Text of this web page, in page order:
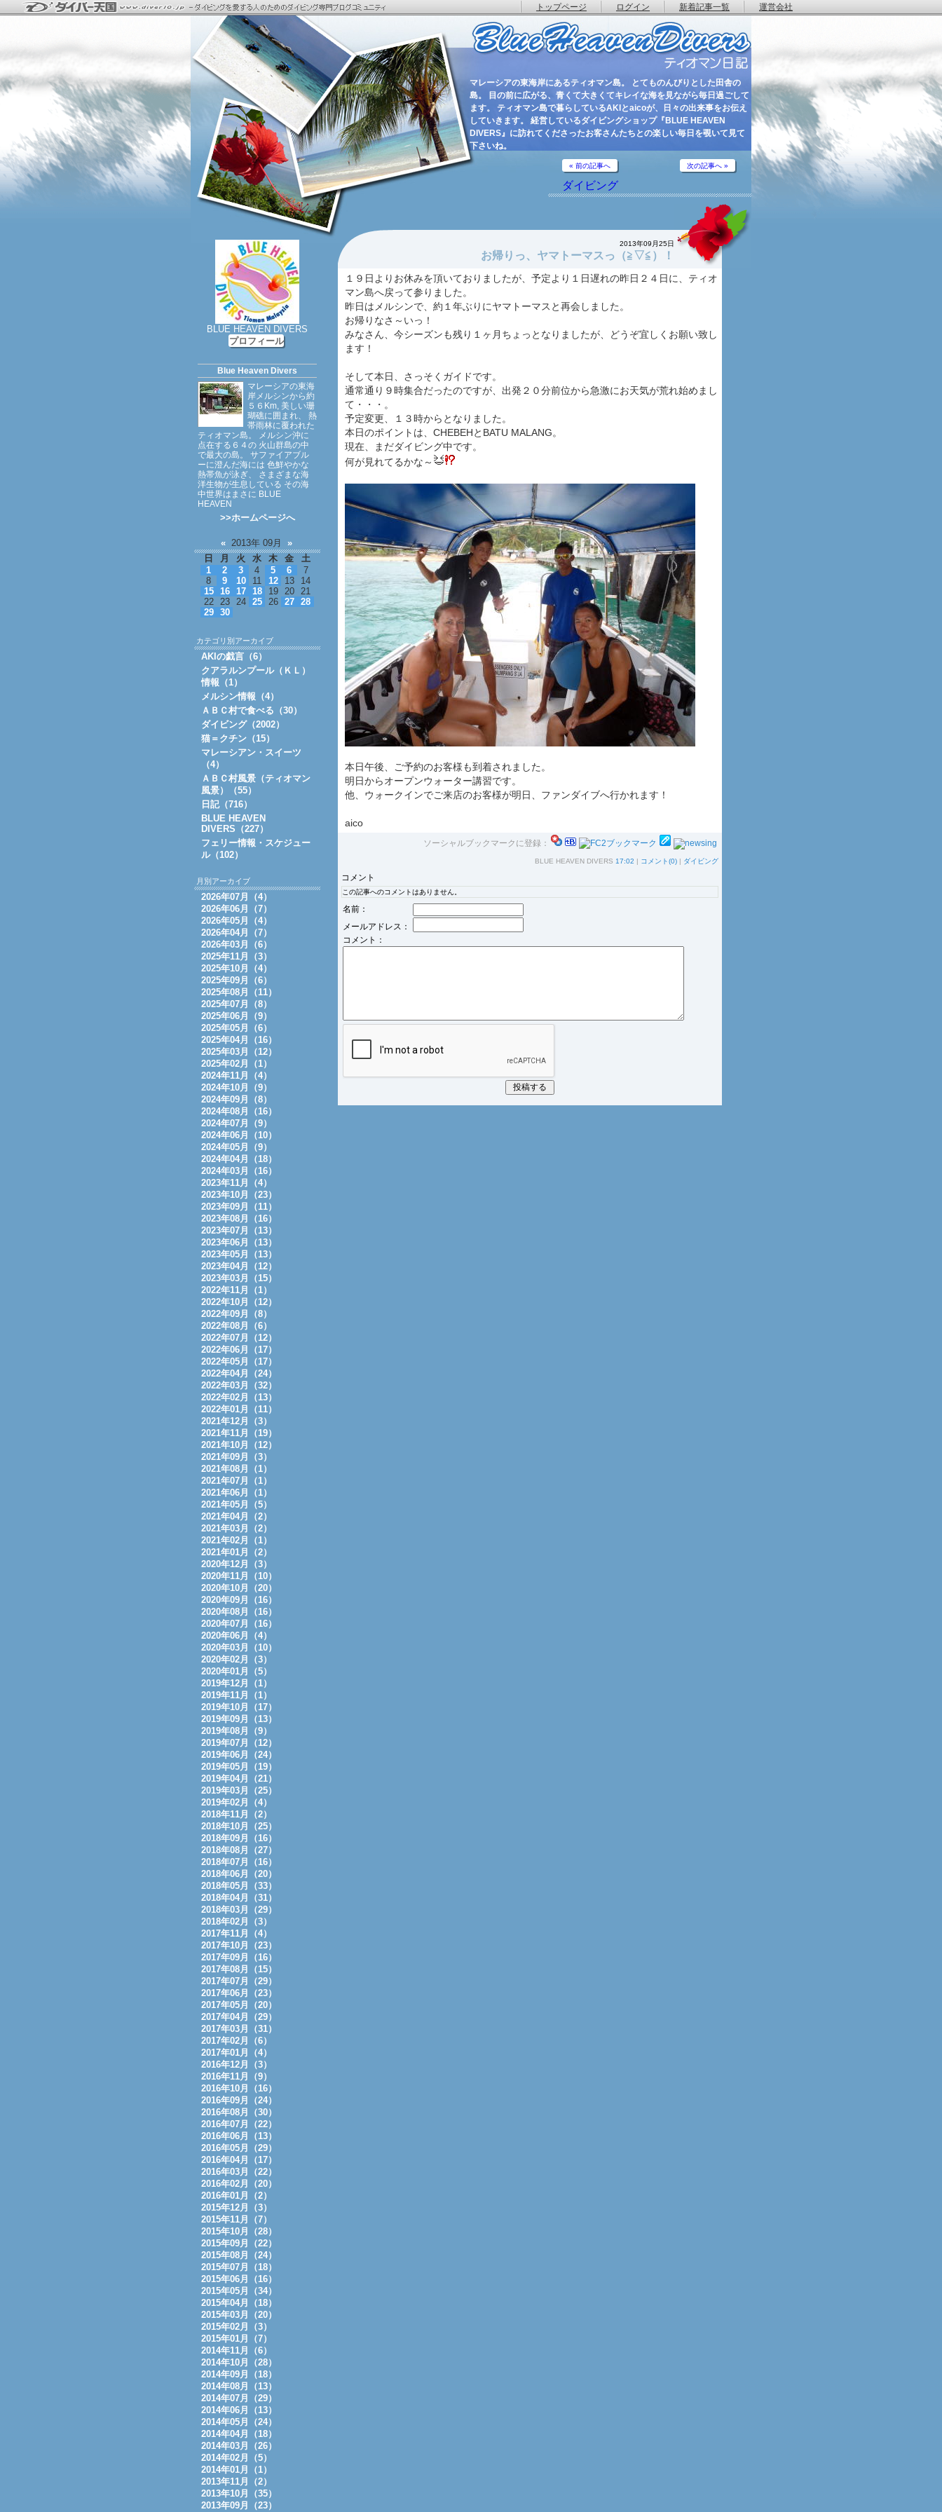
トップページ ログイン 新着記事一覧 運営会社
マレーシアの東海岸にあるティオマン島。 とてものんびりとした田舎の
島。 目の前に広がる、青くて大きくてキレイな海を見ながら毎日過ごして
ます。 ティオマン島で暮らしているAKIとaicoが、日々の出来事をお伝え
していきます。 経営しているダイビングショップ『BLUE HEAVEN
DIVERS』に訪れてくださったお客さんたちとの楽しい毎日を覗いて見て
下さいね。
« 前の記事へ 次の記事へ »
ダイビング
2013年09月25日
お帰りっ、ヤマトーマスっ（≧▽≦）！
１９日よりお休みを頂いておりましたが、予定より１日遅れの昨日２４日に、ティオ
マン島へ戻って参りました。
昨日はメルシンで、約１年ぶりにヤマトーマスと再会しました。
お帰りなさ～いっ！
みなさん、今シーズンも残り１ヶ月ちょっとなりましたが、どうぞ宜しくお願い致し
ます！
そして本日、さっそくガイドです。
通常通り９時集合だったのですが、出発２０分前位から急激にお天気が荒れ始めまし
て・・・。
予定変更、１３時からとなりました。
本日のポイントは、CHEBEHとBATU MALANG。
現在、まだダイビング中です。
何が見れてるかな～
本日午後、ご予約のお客様も到着されました。
明日からオープンウォーター講習です。
他、ウォークインでご来店のお客様が明日、ファンダイブへ行かれます！
aico
ソーシャルブックマークに登録：
BLUE HEAVEN DIVERS 17:02 | コメント(0) | ダイビング
コメント
この記事へのコメントはありません。
名前：
メールアドレス：
コメント：
BLUE HEAVEN DIVERS
プロフィール
Blue Heaven Divers
マレーシアの東海
岸メルシンから約
５６Km, 美しい珊
瑚礁に囲まれ、 熱
帯雨林に覆われた
ティオマン島。 メルシン沖に
点在する６４の 火山群島の中
で最大の島。 サファイアブル
ーに澄んだ海には 色鮮やかな
熱帯魚が泳ぎ、 さまざまな海
洋生物が生息している その海
中世界はまさに BLUE
HEAVEN
>>ホームページへ
« 2013年 09月 »
日
月 火 水 木 金
土
1
2 3 4 5 6
7
8
9 10 11 12 13
14
15
16 17 18 19 20
21
22
23 24 25 26 27
28
29
30
カテゴリ別アーカイブ
AKIの戯言（6）
クアラルンプール（ＫＬ）
情報（1）
メルシン情報（4）
ＡＢＣ村で食べる（30）
ダイビング（2002）
猫＝クチン（15）
マレーシアン・スイーツ
（4）
ＡＢＣ村風景（ティオマン
風景）（55）
日記（716）
BLUE HEAVEN
DIVERS（227）
フェリー情報・スケジュー
ル（102）
月別アーカイブ
2026年07月（4）
2026年06月（7）
2026年05月（4）
2026年04月（7）
2026年03月（6）
2025年11月（3）
2025年10月（4）
2025年09月（6）
2025年08月（11）
2025年07月（8）
2025年06月（9）
2025年05月（6）
2025年04月（16）
2025年03月（12）
2025年02月（1）
2024年11月（4）
2024年10月（9）
2024年09月（8）
2024年08月（16）
2024年07月（9）
2024年06月（10）
2024年05月（9）
2024年04月（18）
2024年03月（16）
2023年11月（4）
2023年10月（23）
2023年09月（11）
2023年08月（16）
2023年07月（13）
2023年06月（13）
2023年05月（13）
2023年04月（12）
2023年03月（15）
2022年11月（1）
2022年10月（12）
2022年09月（8）
2022年08月（6）
2022年07月（12）
2022年06月（17）
2022年05月（17）
2022年04月（24）
2022年03月（32）
2022年02月（13）
2022年01月（11）
2021年12月（3）
2021年11月（19）
2021年10月（12）
2021年09月（3）
2021年08月（1）
2021年07月（1）
2021年06月（1）
2021年05月（5）
2021年04月（2）
2021年03月（2）
2021年02月（1）
2021年01月（2）
2020年12月（3）
2020年11月（10）
2020年10月（20）
2020年09月（16）
2020年08月（16）
2020年07月（16）
2020年06月（4）
2020年03月（10）
2020年02月（3）
2020年01月（5）
2019年12月（1）
2019年11月（1）
2019年10月（17）
2019年09月（13）
2019年08月（9）
2019年07月（12）
2019年06月（24）
2019年05月（19）
2019年04月（21）
2019年03月（25）
2019年02月（4）
2018年11月（2）
2018年10月（25）
2018年09月（16）
2018年08月（27）
2018年07月（16）
2018年06月（20）
2018年05月（33）
2018年04月（31）
2018年03月（29）
2018年02月（3）
2017年11月（4）
2017年10月（23）
2017年09月（16）
2017年08月（15）
2017年07月（29）
2017年06月（23）
2017年05月（20）
2017年04月（29）
2017年03月（31）
2017年02月（6）
2017年01月（4）
2016年12月（3）
2016年11月（9）
2016年10月（16）
2016年09月（24）
2016年08月（30）
2016年07月（22）
2016年06月（13）
2016年05月（29）
2016年04月（17）
2016年03月（22）
2016年02月（20）
2016年01月（2）
2015年12月（3）
2015年11月（7）
2015年10月（28）
2015年09月（22）
2015年08月（24）
2015年07月（18）
2015年06月（16）
2015年05月（34）
2015年04月（18）
2015年03月（20）
2015年02月（3）
2015年01月（7）
2014年11月（6）
2014年10月（28）
2014年09月（18）
2014年08月（13）
2014年07月（29）
2014年06月（13）
2014年05月（24）
2014年04月（18）
2014年03月（26）
2014年02月（5）
2014年01月（1）
2013年11月（2）
2013年10月（35）
2013年09月（23）